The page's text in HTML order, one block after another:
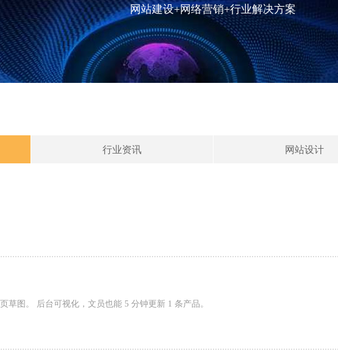
网站建设+网络营销+行业解决方案
行业资讯 网站设计
草图。 后台可视化，文员也能 5 分钟更新 1 条产品。